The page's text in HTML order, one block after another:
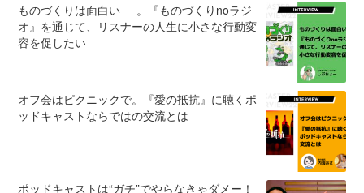
ものづくりは面白い──。『ものづくりnoラジ
オ』を通じて、リスナーの人生に小さな行動変
容を促したい
オフ会はピクニックで。『愛の抵抗』に聴くポ
ッドキャストならではの交流とは
ポッドキャストは“ガチ”でやらなきゃダメー！